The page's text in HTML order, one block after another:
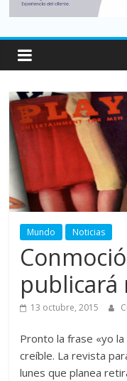
Mundo Noticias
publicará
13 octubre, 2015
Pronto la frase «yo
creíble. La revista
lunes que planea